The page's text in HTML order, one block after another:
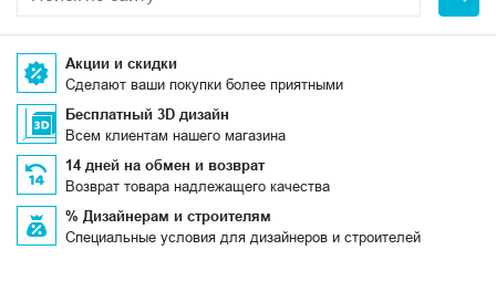
Акции и скидки
Сделают ваши покупки более приятными
Бесплатный 3D дизайн
Всем клиентам нашего магазина
14 дней на обмен и возврат
Возврат товара надлежащего качества
% Дизайнерам и строителям
Специальные условия для дизайнеров и строителей